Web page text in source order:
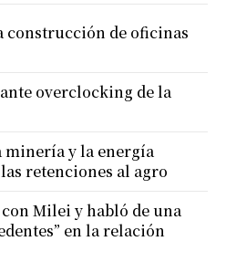
construcción de oficinas
overclocking de la
minería y la energía
retenciones al agro
Milei y habló de una
en la relación